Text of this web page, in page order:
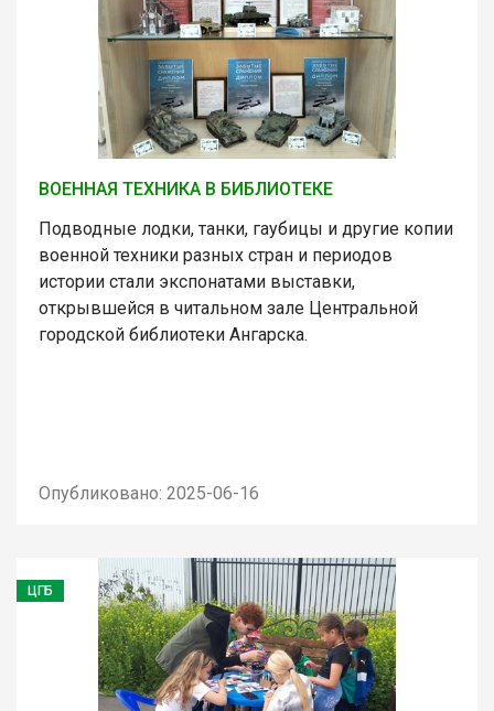
ВОЕННАЯ ТЕХНИКА В БИБЛИОТЕКЕ
Подводные лодки, танки, гаубицы и другие копии
военной техники разных стран и периодов
истории стали экспонатами выставки,
открывшейся в читальном зале Центральной
городской библиотеки Ангарска.
Опубликовано: 2025-06-16
ЦГБ